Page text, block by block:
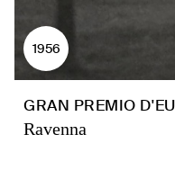
1956
GRAN PREMIO
Ravenna